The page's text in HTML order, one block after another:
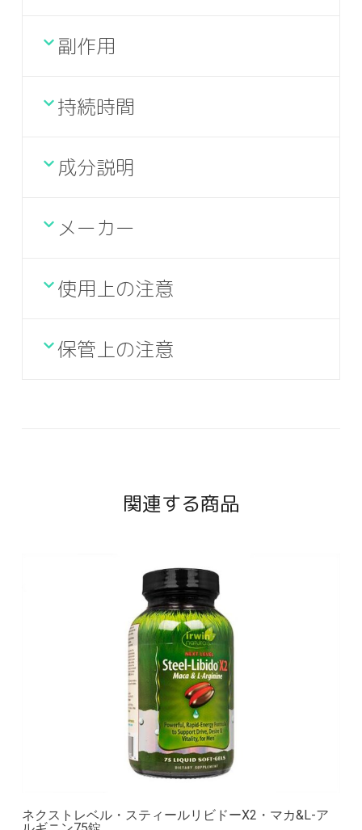
副作用
持続時間
成分説明
メーカー
使用上の注意
保管上の注意
関連する商品
ネクストレベル・スティールリビドーX2・マカ&L-ア